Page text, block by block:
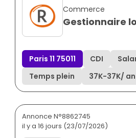
Commerce
Gestionnaire
Paris 11 75011 CDI
Temps plein
37K-37K/ an
Annonce N°8862745
il y a 16 jours (23/07/2026)